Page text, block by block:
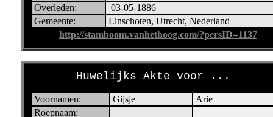
Overleden:
03-05-1886
Gemeente:
Linschoten, Utrecht, Nederland
http://stamboom.vanhethoog.com/?persID=1137
Huwelijks Akte voor ...
Voornamen: Gijsje
Arie
Roepnaam: